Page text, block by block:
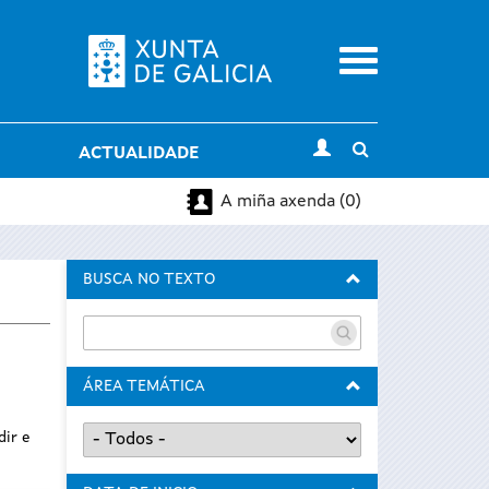
Menu
ACTUALIDADE
search
A miña axenda (0)
e
BUSCA NO TEXTO
ÁREA TEMÁTICA